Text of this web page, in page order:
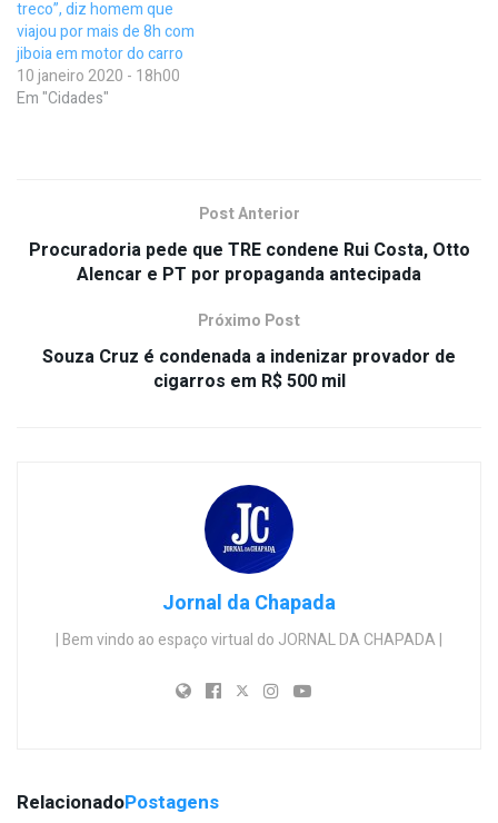
treco”, diz homem que
viajou por mais de 8h com
jiboia em motor do carro
10 janeiro 2020 - 18h00
Em "Cidades"
Post Anterior
Procuradoria pede que TRE condene Rui Costa, Otto
Alencar e PT por propaganda antecipada
Próximo Post
Souza Cruz é condenada a indenizar provador de
cigarros em R$ 500 mil
Jornal da Chapada
| Bem vindo ao espaço virtual do JORNAL DA CHAPADA |
RelacionadoPostagens